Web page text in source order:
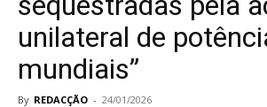
unilateral de
mundiais”
By REDACÇÃO - 24/01/2026